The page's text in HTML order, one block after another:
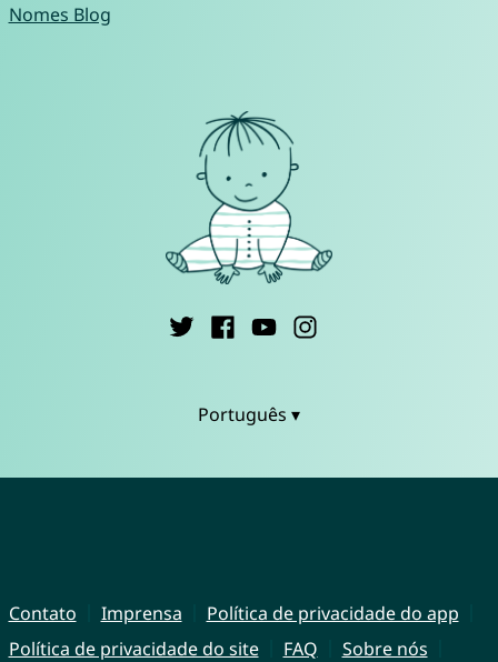
Nomes Blog
Português ▾
Contato Imprensa
Política de privacidade do app
Política de privacidade do site
FAQ
Sobre nós